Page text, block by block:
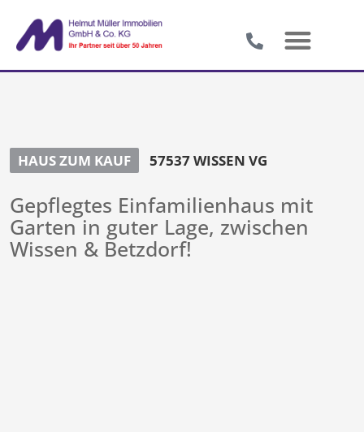
HAUS ZUM KAUF 57537 WISSEN VG
Gepflegtes Einfamilienhaus mit
Garten in guter Lage, zwischen
Wissen & Betzdorf!